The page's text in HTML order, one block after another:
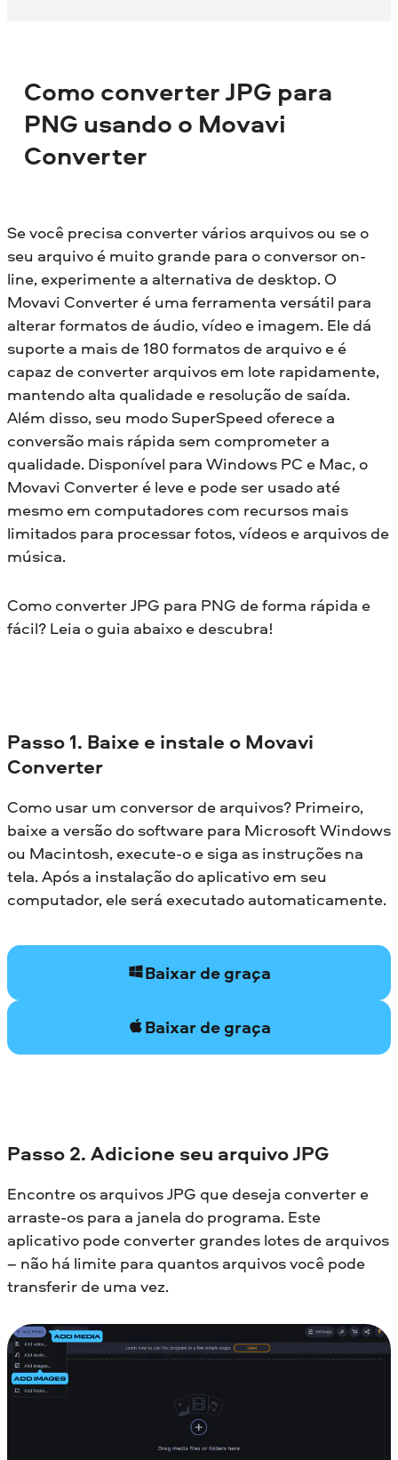
Como converter JPG para
PNG usando o Movavi
Converter
Se você precisa converter vários arquivos ou se o
seu arquivo é muito grande para o conversor on-
line, experimente a alternativa de desktop. O
Movavi Converter é uma ferramenta versátil para
alterar formatos de áudio, vídeo e imagem. Ele dá
suporte a mais de 180 formatos de arquivo e é
capaz de converter arquivos em lote rapidamente,
mantendo alta qualidade e resolução de saída.
Além disso, seu modo SuperSpeed oferece a
conversão mais rápida sem comprometer a
qualidade. Disponível para Windows PC e Mac, o
Movavi Converter é leve e pode ser usado até
mesmo em computadores com recursos mais
limitados para processar fotos, vídeos e arquivos de
música.
Como converter JPG para PNG de forma rápida e
fácil? Leia o guia abaixo e descubra!
Passo 1. Baixe e instale o Movavi
Converter
Como usar um conversor de arquivos? Primeiro,
baixe a versão do software para Microsoft Windows
ou Macintosh, execute-o e siga as instruções na
tela. Após a instalação do aplicativo em seu
computador, ele será executado automaticamente.
Baixar de graça
Baixar de graça
Passo 2. Adicione seu arquivo JPG
Encontre os arquivos JPG que deseja converter e
arraste-os para a janela do programa. Este
aplicativo pode converter grandes lotes de arquivos
– não há limite para quantos arquivos você pode
transferir de uma vez.